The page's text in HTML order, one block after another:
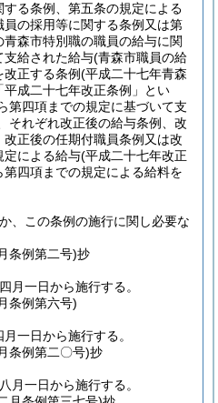
る条例、第五条の規定による
の採用等に関する条例又は第
森市特別職の職員の給与に関
支給された給与(青森市職員の給
正する条例(平成二十七年青森
成二十七年改正条例」とい
第四項までの規定に基づいて支
それぞれ改正後の給与条例、改
正後の任期付職員条例又は改
定による給与(平成二十七年改正
四項までの規定による給料を
、この条例の施行に関し必要な
条例第二号)抄
月一日から施行する。
条例第六号)
一日から施行する。
条例第二〇号)抄
月一日から施行する。